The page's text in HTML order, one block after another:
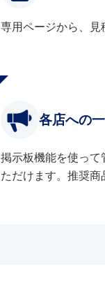
専用ページから、見
各店への
掲示板機能を使って
ただけます。推奨